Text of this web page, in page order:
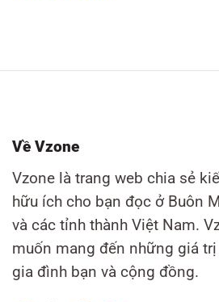
Về Vzone
Vzone là trang web chia sẻ
hữu ích cho bạn đọc ở Buôn
và các tỉnh thành Việt Nam.
muốn mang đến những giá
gia đình bạn và cộng đồng.